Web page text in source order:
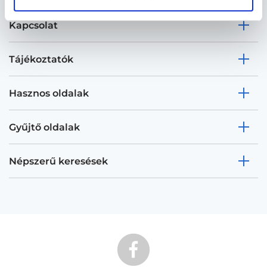
Kapcsolat
Tájékoztatók
Hasznos oldalak
Gyűjtő oldalak
Népszerű keresések